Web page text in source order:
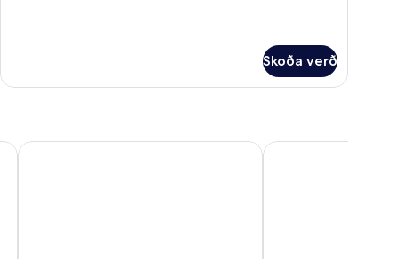
Skoða verð
Royal Sun Hotel Deluxe Center Suites